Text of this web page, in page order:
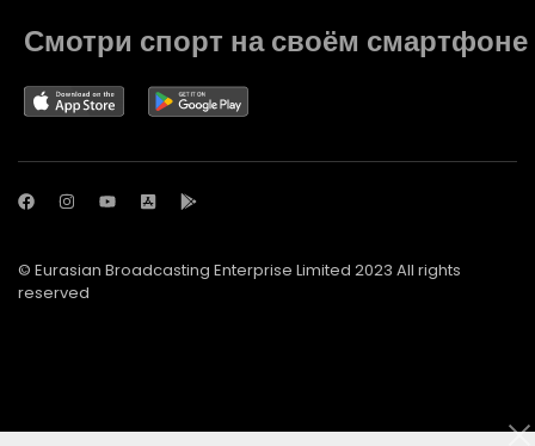
Смотри спорт на своём смартфоне
© Eurasian Broadcasting Enterprise Limited 2023 All rights
reserved